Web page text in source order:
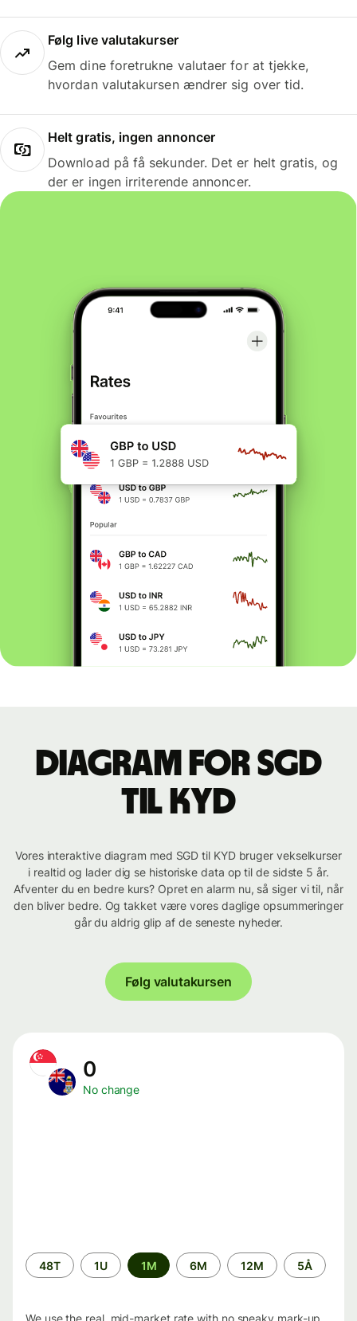
Følg live valutakurser
Gem dine foretrukne valutaer for at tjekke,
hvordan valutakursen ændrer sig over tid.
Helt gratis, ingen annoncer
Download på få sekunder. Det er helt gratis, og
der er ingen irriterende annoncer.
Diagram for SGD
til KYD
Vores interaktive diagram med SGD til KYD bruger vekselkurser
i realtid og lader dig se historiske data op til de sidste 5 år.
Afventer du en bedre kurs? Opret en alarm nu, så siger vi til, når
den bliver bedre. Og takket være vores daglige opsummeringer
går du aldrig glip af de seneste nyheder.
Følg valutakursen
0
No change
Time
period
48T 1U 1M 6M 12M 5Å